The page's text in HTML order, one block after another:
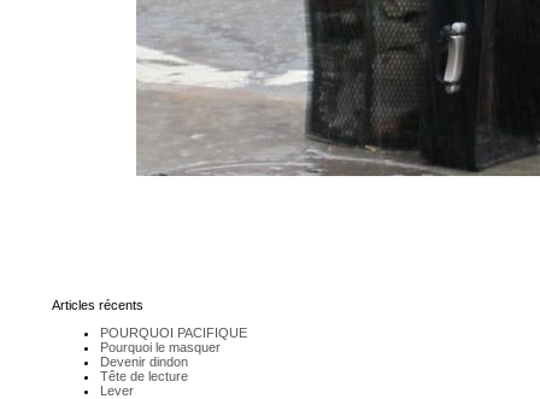
Articles récents
POURQUOI PACIFIQUE
Pourquoi le masquer
Devenir dindon
Tête de lecture
Lever